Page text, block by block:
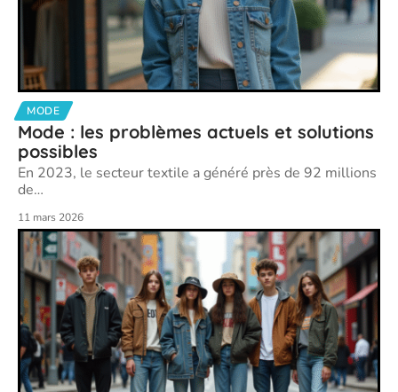
MODE
Mode : les problèmes actuels et solutions
possibles
En 2023, le secteur textile a généré près de 92 millions
de…
11 mars 2026